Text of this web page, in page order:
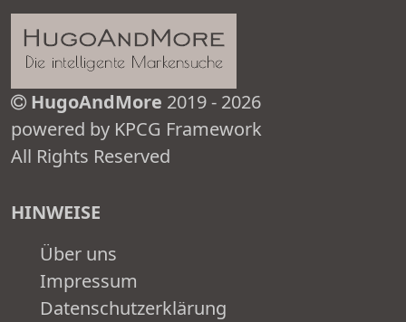
HugoAndMore 2019 - 2026
powered by KPCG Framework
All Rights Reserved
HINWEISE
Über uns
Impressum
Datenschutzerklärung